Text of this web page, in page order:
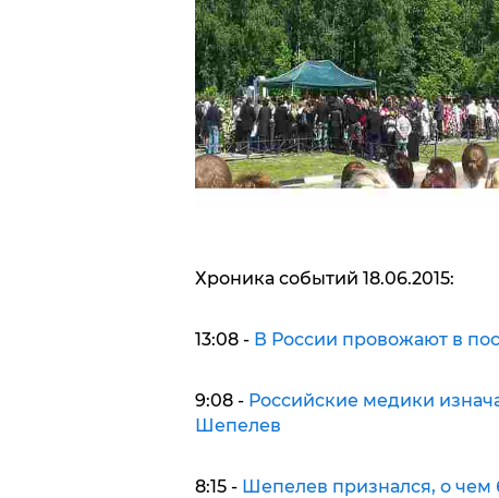
Хроника событий 18.06.2015:
13:08 - В России провожают в
9:08 - Российские медики
Шепелев
8:15 - Шепелев признался, о чем